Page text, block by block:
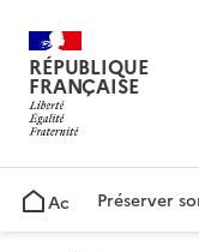
RÉPUBLIQUE
FRANÇAISE
AccueilPréserver